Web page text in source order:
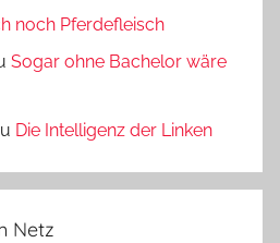
noch Pferdefleisch
Sogar ohne Bachelor wäre
Die Intelligenz der Linken
Netz